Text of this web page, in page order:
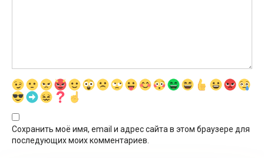
Сохранить моё имя, email и адрес сайта в этом браузере для
последующих моих комментариев.